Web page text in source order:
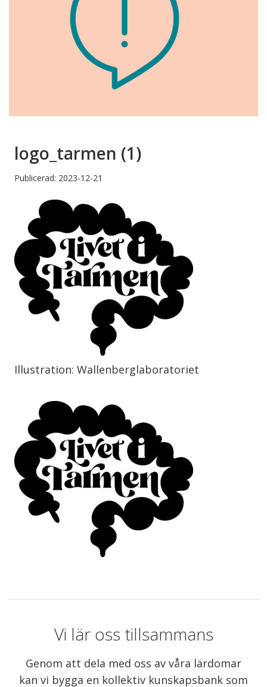
logo_tarmen (1)
Publicerad: 2023-12-21
Illustration: Wallenberglaboratoriet
Vi lär oss tillsammans
Genom att dela med oss av våra lärdomar
kan vi bygga en kollektiv kunskapsbank som